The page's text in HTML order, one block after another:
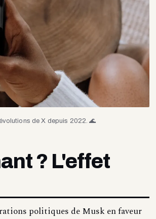
de X depuis 2022. 🌊
? L'effet
politiques de Musk en faveur